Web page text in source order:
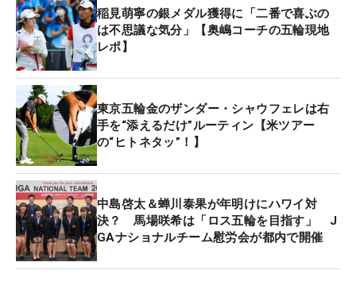
た。それならば、自分のかわりに、日本の有望な選
手に使ってほしいという申し入れがあった」と明か
した。
「東京五輪」で銀メダルを獲得した稲見萌寧ら16名
が選出。女子ではメジャー大会を含む2勝を挙げた
川崎春花が、男子では米下部ツアーへの出場を決め
ている大西魁斗、桂川有人らが新たに選ばれた。認
定期間は2023年1月1日〜同12月31日まで。
稲見萌寧の銀メダル獲得に「二番で喜ぶの
は不思議な気分」【奥嶋コーチの五輪現地
レポ】
東京五輪金のザンダー・シャウフェレは右
手を“添えるだけ”ルーティン【米ツアー
の“ヒトネタッ”！】
中島啓太＆蝉川泰果が年明けにハワイ対
決？ 馬場咲希は「ロス五輪を目指す」 J
GAナショナルチーム慰労会が都内で開催